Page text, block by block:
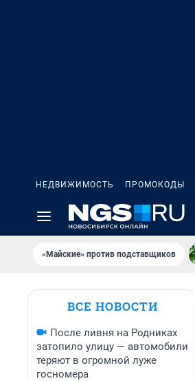
НЕДВИЖИМОСТЬ ПРОМОКОДЫ
«Майские» против подставщиков
ВСЕ НОВОСТИ
После ливня на Родниках
затопило улицу — автомобили
теряют в огромной луже
госномера